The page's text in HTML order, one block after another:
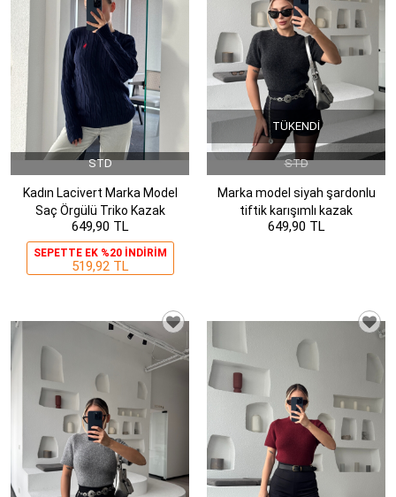
STD
Kadın Lacivert Marka Model
Saç Örgülü Triko Kazak
649,90 TL
SEPETTE EK %20 INDIRIM
519,92 TL
TÜKENDI
STD
Marka model siyah şardonlu
tiftik karışımlı kazak
649,90 TL